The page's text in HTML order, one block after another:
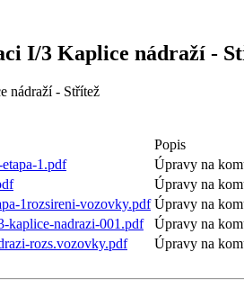
I/3 Kaplice nádraží -
nádraží - Střítež
Popis
1.pdf
Úpravy na
Úpravy na
1rozsireni-vozovky.pdf Úpravy na
kaplice-nadrazi-001.pdf
Úpravy na
rozs.vozovky.pdf
Úpravy na